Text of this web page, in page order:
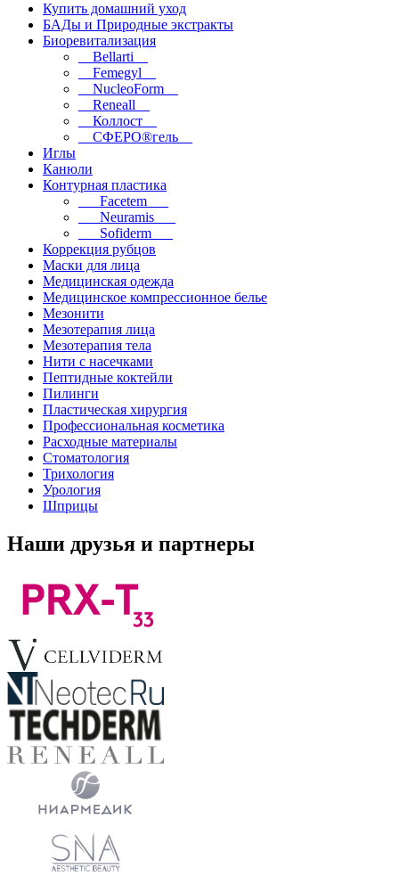
Купить домашний уход
БАДы и Природные экстракты
Биоревитализация
__Bellarti__
__Femegyl__
__NucleoForm__
__Reneall__
__Коллост__
__СФЕРО®гель__
Иглы
Канюли
Контурная пластика
___Facetem___
___Neuramis___
___Sofiderm___
Коррекция рубцов
Маски для лица
Медицинская одежда
Медицинское компрессионное белье
Мезонити
Мезотерапия лица
Мезотерапия тела
Нити с насечками
Пептидные коктейли
Пилинги
Пластическая хирургия
Профессиональная косметика
Расходные материалы
Стоматология
Трихология
Урология
Шприцы
Наши друзья и партнеры